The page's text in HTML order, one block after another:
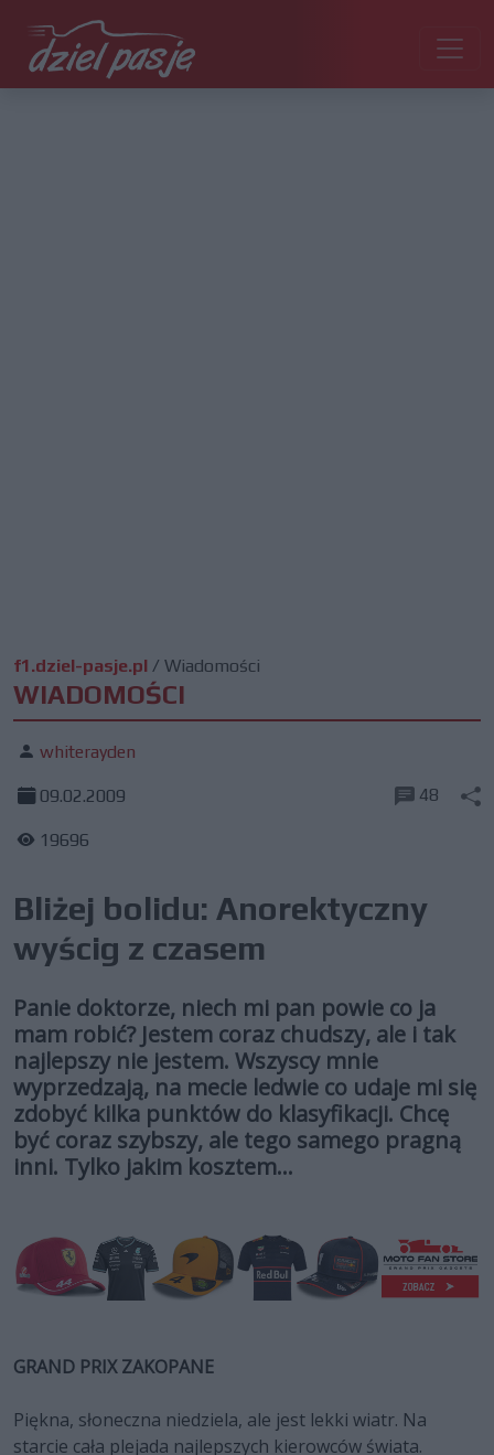
f1.dziel-pasje.pl / Wiadomości
WIADOMOŚCI
whiterayden
09.02.2009
19696
48
Bliżej bolidu: Anorektyczny
wyścig z czasem
Panie doktorze, niech mi pan powie co ja
mam robić? Jestem coraz chudszy, ale i tak
najlepszy nie jestem. Wszyscy mnie
wyprzedzają, na mecie ledwie co udaje mi się
zdobyć kilka punktów do klasyfikacji. Chcę
być coraz szybszy, ale tego samego pragną
inni. Tylko jakim kosztem...
GRAND PRIX ZAKOPANE
Piękna, słoneczna niedziela, ale jest lekki wiatr. Na
starcie cała plejada najlepszych kierowców świata.